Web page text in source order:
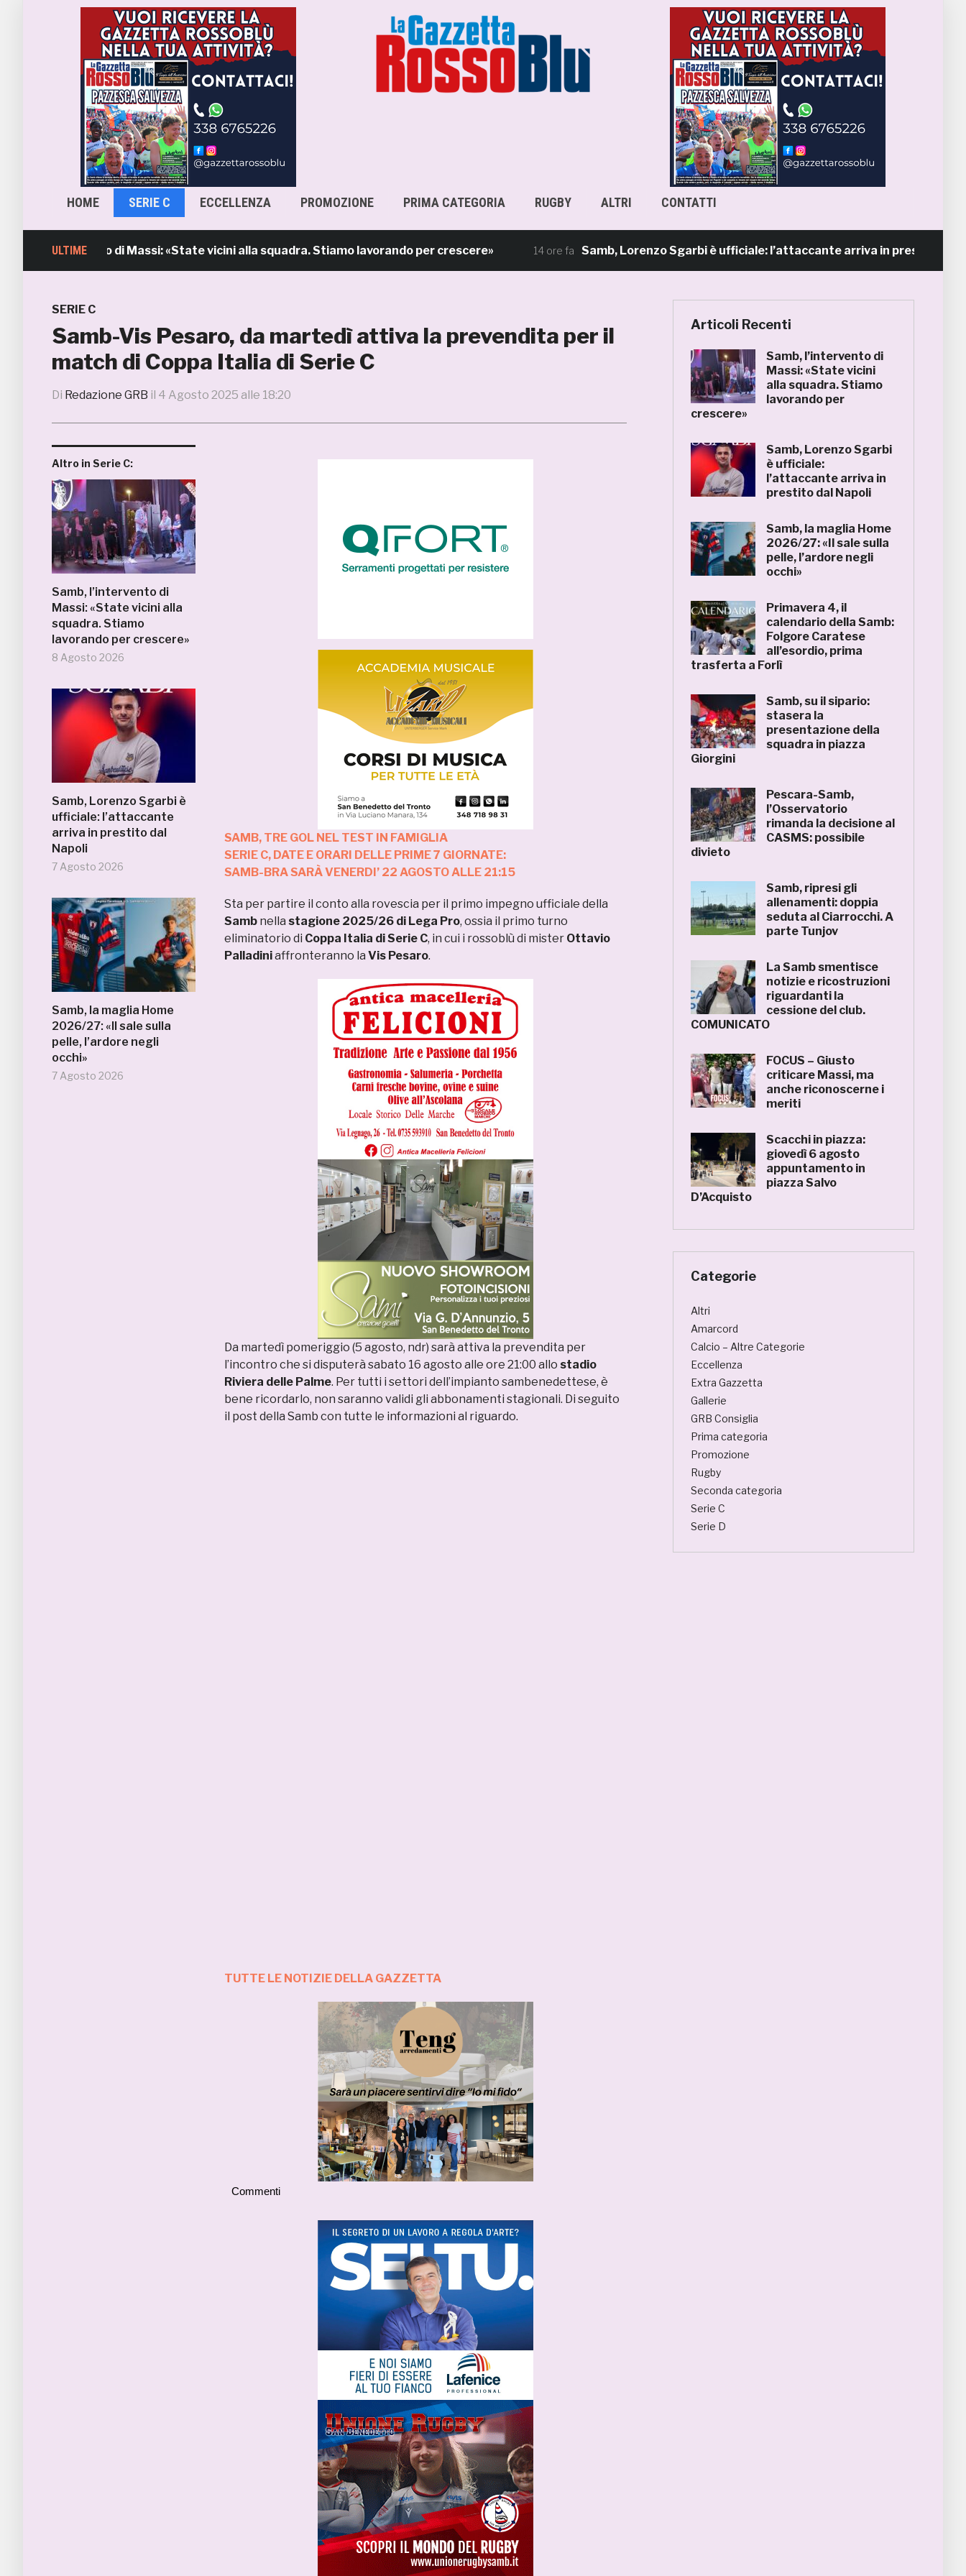
HOME SERIE C ECCELLENZA PROMOZIONE PRIMA CATEGORIA RUGBY ALTRI CONTATTI
ULTIME
l’intervento di Massi: «State vicini alla squadra. Stiamo lavorando per crescere» 14 ore fa Samb, Lorenzo Sgarbi è ufficiale: l’attaccante arriva in prestito dal Napoli
SERIE C
Samb-Vis Pesaro, da martedì attiva la prevendita per il
match di Coppa Italia di Serie C
Di Redazione GRB il 4 Agosto 2025 alle 18:20
Altro in Serie C:
Samb, l’intervento di
Massi: «State vicini alla
squadra. Stiamo
lavorando per crescere»
8 Agosto 2026
Samb, Lorenzo Sgarbi è
ufficiale: l’attaccante
arriva in prestito dal
Napoli
7 Agosto 2026
Samb, la maglia Home
2026/27: «Il sale sulla
pelle, l’ardore negli
occhi»
7 Agosto 2026
SAMB, TRE GOL NEL TEST IN FAMIGLIA
SERIE C, DATE E ORARI DELLE PRIME 7 GIORNATE:
SAMB-BRA SARÀ VENERDI’ 22 AGOSTO ALLE 21:15
Sta per partire il conto alla rovescia per il primo impegno ufficiale della
Samb nella stagione 2025/26 di Lega Pro, ossia il primo turno
eliminatorio di Coppa Italia di Serie C, in cui i rossoblù di mister Ottavio
Palladiniaffronteranno la Vis Pesaro.
Da martedì pomeriggio (5 agosto, ndr) sarà attiva la prevendita per
l’incontro che si disputerà sabato 16 agosto alle ore 21:00 allo stadio
Riviera delle Palme. Per tutti i settori dell’impianto sambenedettese, è
bene ricordarlo, non saranno validi gli abbonamenti stagionali. Di seguito
il post della Samb con tutte le informazioni al riguardo.
TUTTE LE NOTIZIE DELLA GAZZETTA
Commenti
Articoli Recenti
Samb, l’intervento di
Massi: «State vicini
alla squadra. Stiamo
lavorando per
crescere»
Samb, Lorenzo Sgarbi
è ufficiale:
l’attaccante arriva in
prestito dal Napoli
Samb, la maglia Home
2026/27: «Il sale sulla
pelle, l’ardore negli
occhi»
Primavera 4, il
calendario della Samb:
Folgore Caratese
all’esordio, prima
trasferta a Forlì
Samb, su il sipario:
stasera la
presentazione della
squadra in piazza
Giorgini
Pescara-Samb,
l’Osservatorio
rimanda la decisione al
CASMS: possibile
divieto
Samb, ripresi gli
allenamenti: doppia
seduta al Ciarrocchi. A
parte Tunjov
La Samb smentisce
notizie e ricostruzioni
riguardanti la
cessione del club.
COMUNICATO
FOCUS – Giusto
criticare Massi, ma
anche riconoscerne i
meriti
Scacchi in piazza:
giovedì 6 agosto
appuntamento in
piazza Salvo
D’Acquisto
Categorie
Altri
Amarcord
Calcio – Altre Categorie
Eccellenza
Extra Gazzetta
Gallerie
GRB Consiglia
Prima categoria
Promozione
Rugby
Seconda categoria
Serie C
Serie D